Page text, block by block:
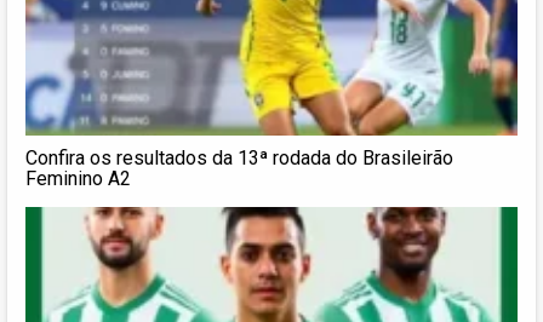
Confira os resultados da 13ª rodada do Brasileirão
Feminino A2